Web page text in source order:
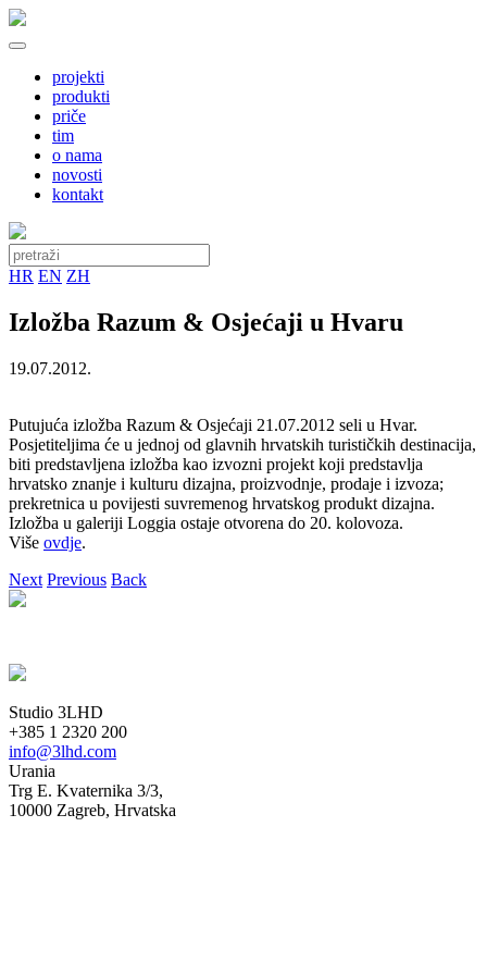
projekti
produkti
priče
tim
o nama
novosti
kontakt
HR EN ZH
Izložba Razum & Osjećaji u Hvaru
19.07.2012.
Putujuća izložba Razum & Osjećaji 21.07.2012 seli u Hvar.
Posjetiteljima će u jednoj od glavnih hrvatskih turističkih destinacija,
biti predstavljena izložba kao izvozni projekt koji predstavlja
hrvatsko znanje i kulturu dizajna, proizvodnje, prodaje i izvoza;
prekretnica u povijesti suvremenog hrvatskog produkt dizajna.
Izložba u galeriji Loggia ostaje otvorena do 20. kolovoza.
Više ovdje.
Next Previous Back
Studio 3LHD
+385 1 2320 200
info@3lhd.com
Urania
Trg E. Kvaternika 3/3,
10000 Zagreb, Hrvatska